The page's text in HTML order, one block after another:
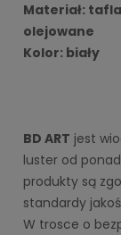
Materiał:
olejowane
Kolor: biały
BD ART jest
luster od
produkty są
standardy
W trosce o